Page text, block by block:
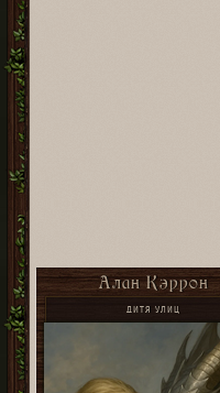
Алан Кэррон
ДИТЯ УЛИЦ